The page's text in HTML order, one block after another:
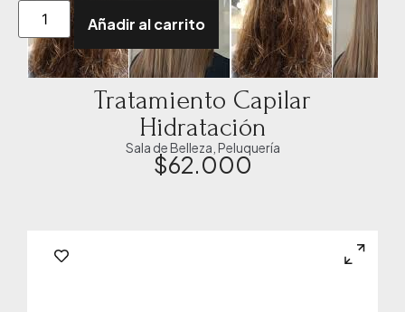
Añadir al carrito
Tratamiento Capilar
Hidratación
Sala de Belleza Peluquería
$62.000